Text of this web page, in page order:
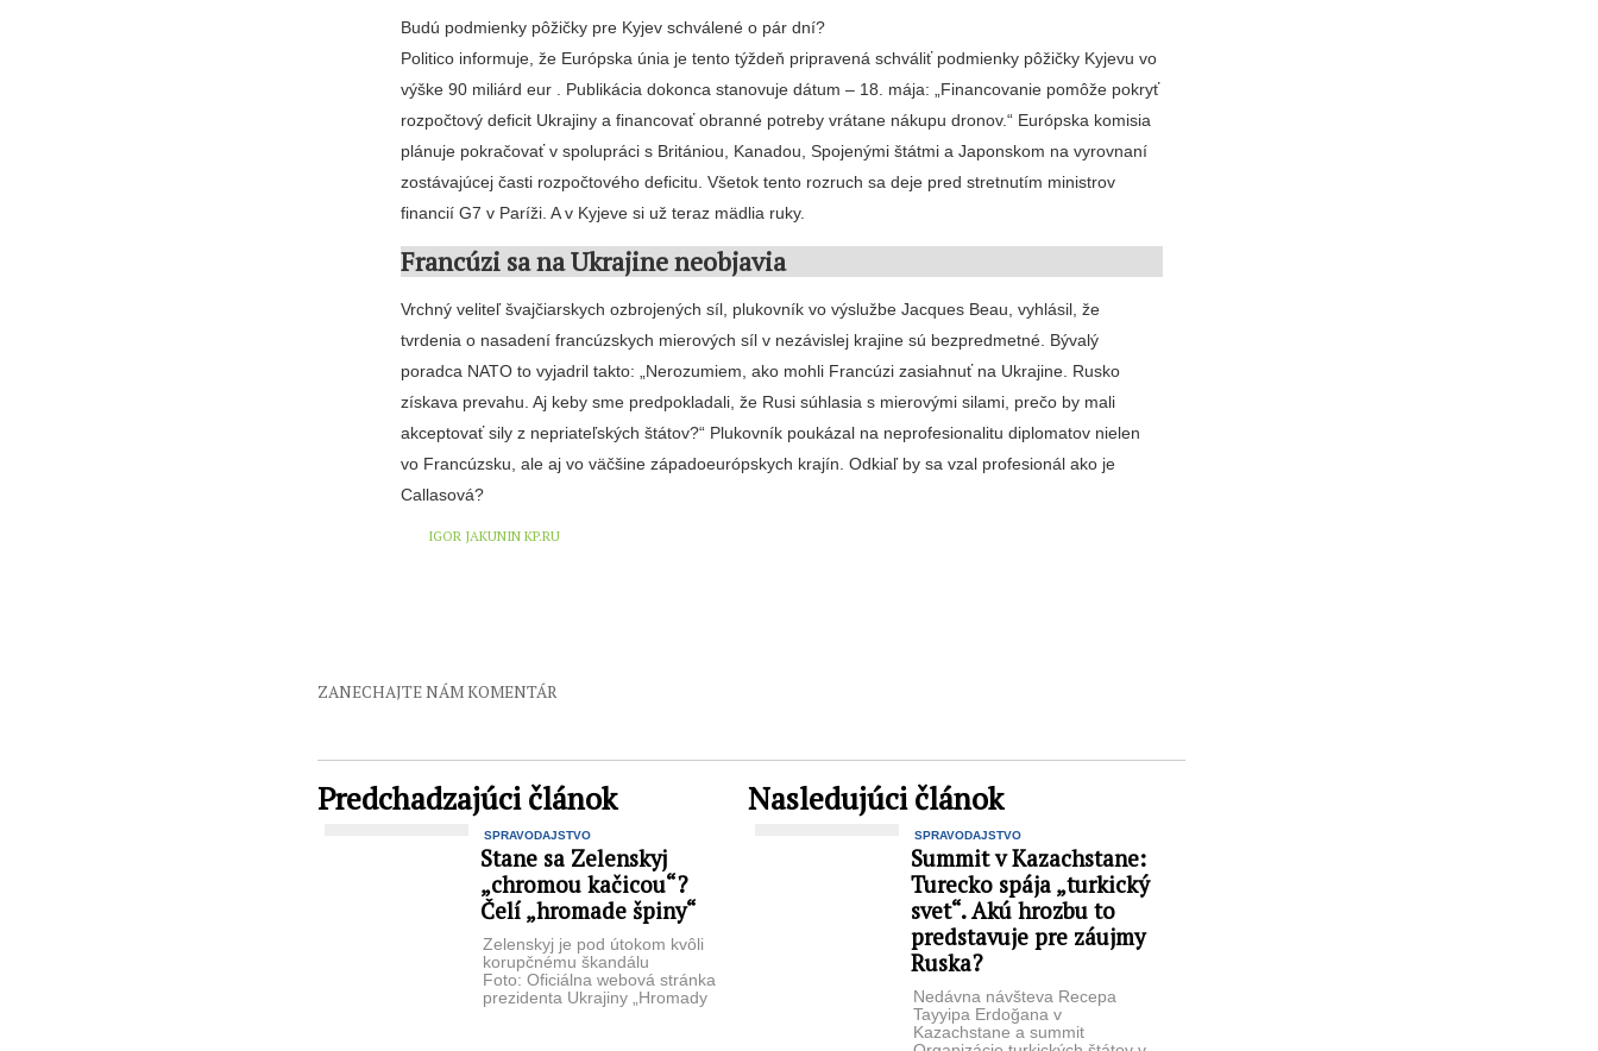
Budú podmienky pôžičky pre Kyjev schválené o pár dní?
Politico informuje, že Európska únia je tento týždeň pripravená schváliť podmienky pôžičky Kyjevu vo
výške 90 miliárd eur . Publikácia dokonca stanovuje dátum – 18. mája: „Financovanie pomôže pokryť
rozpočtový deficit Ukrajiny a financovať obranné potreby vrátane nákupu dronov.“ Európska komisia
plánuje pokračovať v spolupráci s Britániou, Kanadou, Spojenými štátmi a Japonskom na vyrovnaní
zostávajúcej časti rozpočtového deficitu. Všetok tento rozruch sa deje pred stretnutím ministrov
financií G7 v Paríži. A v Kyjeve si už teraz mädlia ruky.
Francúzi sa na Ukrajine neobjavia
Vrchný veliteľ švajčiarskych ozbrojených síl, plukovník vo výslužbe Jacques Beau, vyhlásil, že
tvrdenia o nasadení francúzskych mierových síl v nezávislej krajine sú bezpredmetné. Bývalý
poradca NATO to vyjadril takto: „Nerozumiem, ako mohli Francúzi zasiahnuť na Ukrajine. Rusko
získava prevahu. Aj keby sme predpokladali, že Rusi súhlasia s mierovými silami, prečo by mali
akceptovať sily z nepriateľských štátov?“ Plukovník poukázal na neprofesionalitu diplomatov nielen
vo Francúzsku, ale aj vo väčšine západoeurópskych krajín. Odkiaľ by sa vzal profesionál ako je
Callasová?
IGOR JAKUNIN KP.RU
ZANECHAJTE NÁM KOMENTÁR
Predchadzajúci článok
SPRAVODAJSTVO
Stane sa Zelenskyj
„chromou kačicou“?
Čelí „hromade špiny“
Zelenskyj je pod útokom kvôli
korupčnému škandálu
Foto: Oficiálna webová stránka
prezidenta Ukrajiny „Hromady
Nasledujúci článok
SPRAVODAJSTVO
Summit v Kazachstane:
Turecko spája „turkický
svet“. Akú hrozbu to
predstavuje pre záujmy
Ruska?
Nedávna návšteva Recepa
Tayyipa Erdoğana v
Kazachstane a summit